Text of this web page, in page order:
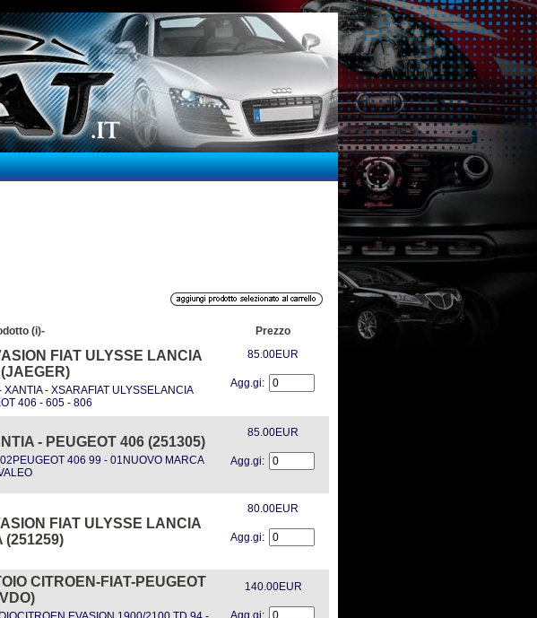
(i)- Prezzo
FIAT ULYSSE LANCIA
- XSARAFIAT ULYSSELANCIA
406 - 605 - 806
85.00EUR
Agg.gi:
- PEUGEOT 406 (251305)
406 99 - 01NUOVO MARCA
85.00EUR
Agg.gi:
FIAT ULYSSE LANCIA
(251259)
80.00EUR
Agg.gi:
CITROEN-FIAT-PEUGEOT
140.00EUR
Agg.gi: